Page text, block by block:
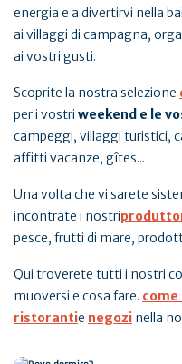
energia e a divertirvi nella
ai villaggi di campagna,
ai vostri gusti.
Scoprite la nostra selezione
per i vostri weekend e le
campeggi, villaggi turistici,
affitti vacanze, gîtes...
Una volta che vi sarete
incontrate i nostri
pesce, frutti di mare,
Qui troverete tutti i nostri
muoversi e cosa fare.
ristorantie negozi nella